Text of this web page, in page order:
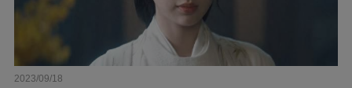
2023/09/18